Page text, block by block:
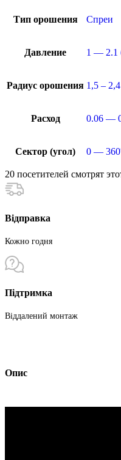
Тип орошения Спреи
Давление 1 — 2.1
Радиус орошения 1,5 –
Расход 0.06 —
Сектор (угол) 0 —
20 посетителей смотрят
Відправка
Кожно годня
Підтримка
Віддалений монтаж
Опис